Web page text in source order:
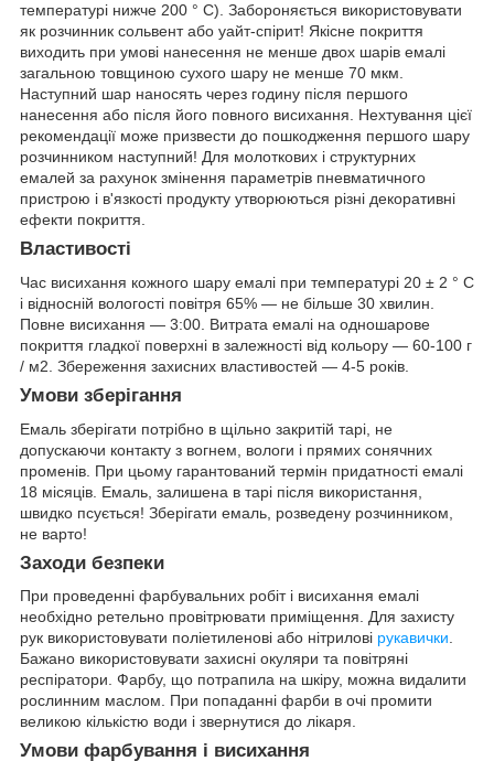
температурі нижче 200 ° С). Забороняється використовувати
як розчинник сольвент або уайт-спірит! Якісне покриття
виходить при умові нанесення не менше двох шарів емалі
загальною товщиною сухого шару не менше 70 мкм.
Наступний шар наносять через годину після першого
нанесення або після його повного висихання. Нехтування цієї
рекомендації може призвести до пошкодження першого шару
розчинником наступний! Для молоткових і структурних
емалей за рахунок змінення параметрів пневматичного
пристрою і в'язкості продукту утворюються різні декоративні
ефекти покриття.
Властивості
Час висихання кожного шару емалі при температурі 20 ± 2 ° C
і відносній вологості повітря 65% — не більше 30 хвилин.
Повне висихання — 3:00. Витрата емалі на одношарове
покриття гладкої поверхні в залежності від кольору — 60-100 г
/ м2. Збереження захисних властивостей — 4-5 років.
Умови зберігання
Емаль зберігати потрібно в щільно закритій тарі, не
допускаючи контакту з вогнем, вологи і прямих сонячних
променів. При цьому гарантований термін придатності емалі
18 місяців. Емаль, залишена в тарі після використання,
швидко псується! Зберігати емаль, розведену розчинником,
не варто!
Заходи безпеки
При проведенні фарбувальних робіт і висихання емалі
необхідно ретельно провітрювати приміщення. Для захисту
рук використовувати поліетиленові або нітрилові рукавички.
Бажано використовувати захисні окуляри та повітряні
респіратори. Фарбу, що потрапила на шкіру, можна видалити
рослинним маслом. При попаданні фарби в очі промити
великою кількістю води і звернутися до лікаря.
Умови фарбування і висихання